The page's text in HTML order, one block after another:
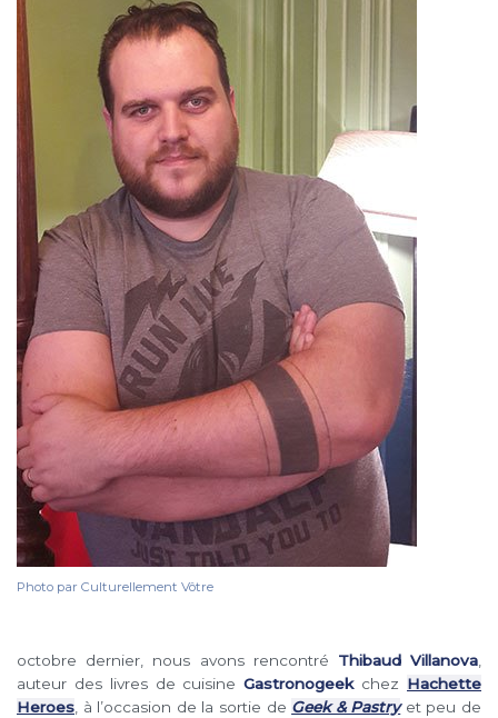
Photo par Culturellement Vôtre
octobre dernier, nous avons rencontré Thibaud Villanova
auteur des livres de cuisineGastronogeekchez Hachette
Heroes , à l’occasion de la sortie de Geek & Pastryet peu de